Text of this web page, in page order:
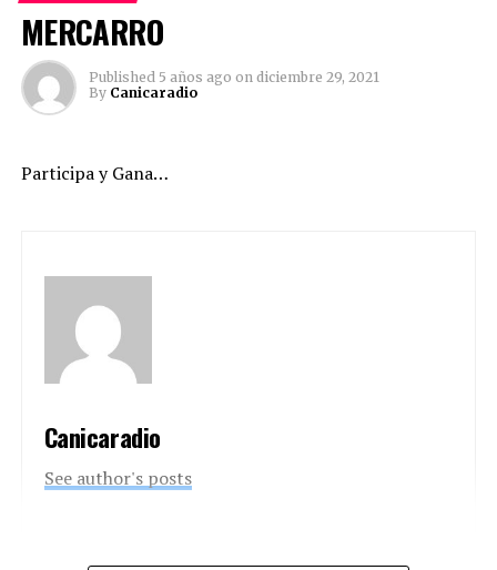
SÚPER DESCUENTAZOS…
DON'T MISS
24 Horas…
MERCARRO
Published 5 años ago on diciembre 29, 2021
By Canicaradio
Participa y Gana…
Canicaradio
See author's posts